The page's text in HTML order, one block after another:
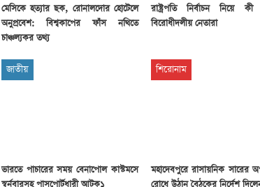
মেসিকে হত্যার ছক, রোনালদোর হোটেলে
অনুপ্রবেশ: বিশ্বকাপের ফাঁস নথিতে
চাঞ্চল্যকর তথ্য
রাষ্ট্রপতি নির্বাচন নিয়ে কী
বিরোধীদলীয় নেতারা
জাতীয়
ভারতে পাচারের সময় বেনাপোল কাস্টমসে
স্বর্নবারসহ পাসপোর্টধারী আটক১
শিরোনাম
মহাদেবপুরে রাসায়নিক সারের
রোধে উঠান বৈঠকের নির্দেশ